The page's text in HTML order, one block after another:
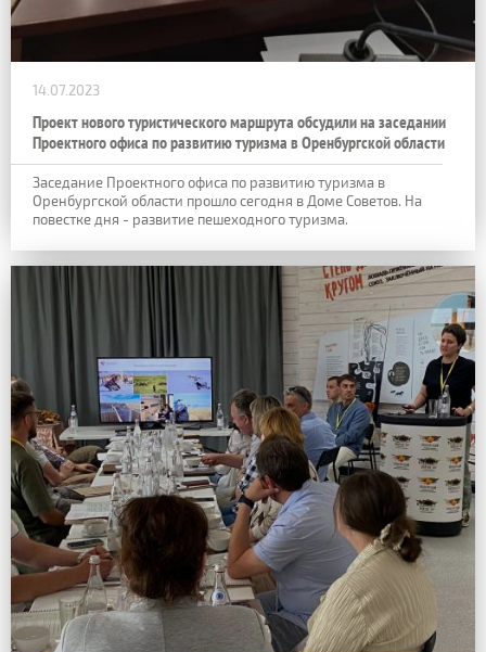
14.07.2023
Проект нового туристического маршрута обсудили на заседании
Проектного офиса по развитию туризма в Оренбургской области
Заседание Проектного офиса по развитию туризма в
Оренбургской области прошло сегодня в Доме Советов. На
повестке дня - развитие пешеходного туризма.